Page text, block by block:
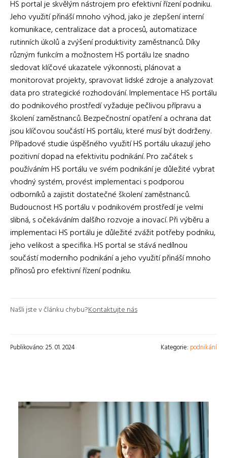
HS portal je skvělým nástrojem pro efektivní řízení podniku.
Jeho využití přináší mnoho výhod, jako je zlepšení interní
komunikace, centralizace dat a procesů, automatizace
rutinních úkolů a zvýšení produktivity zaměstnanců. Díky
různým funkcím a možnostem HS portálu lze snadno
sledovat klíčové ukazatele výkonnosti, plánovat a
monitorovat projekty, spravovat lidské zdroje a analyzovat
data pro strategické rozhodování. Implementace HS portálu
do podnikového prostředí vyžaduje pečlivou přípravu a
školení zaměstnanců. Bezpečnostní opatření a ochrana dat
jsou klíčovou součástí HS portálu, které musí být dodrženy.
Případové studie úspěšného využití HS portálu ukazují jeho
pozitivní dopad na efektivitu podnikání. Pro začátek s
používáním HS portálu ve svém podnikání je důležité vybrat
vhodný systém, provést implementaci s podporou
odborníků a zajistit dostatečné školení zaměstnanců.
Budoucnost HS portálu v podnikovém prostředí je velmi
slibná, s očekáváním dalšího rozvoje a inovací. Při výběru a
implementaci HS portálu je důležité zvážit potřeby podniku,
jeho velikost a specifika. HS portal se stává nedílnou
součástí moderního podnikání a jeho využití přináší mnoho
přínosů pro efektivní řízení podniku.
Našli jste v článku chybu?Kontaktujte nás
Publikováno: 25. 01. 2024 Kategorie: podnikání